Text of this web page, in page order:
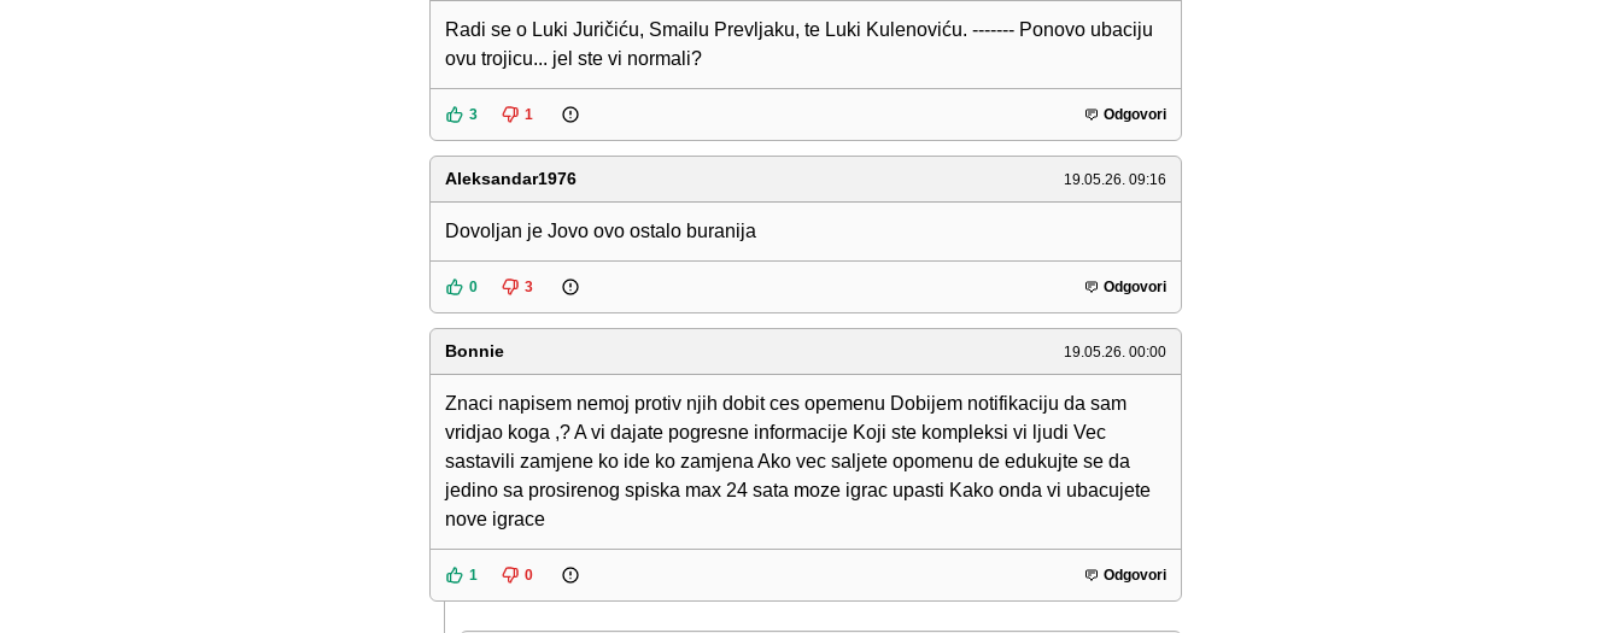
Radi se o Luki Juričiću, Smailu Prevljaku, te Luki Kulenoviću. ------- Ponovo ubaciju
ovu trojicu... jel ste vi normali?
3 1 Odgovori
Aleksandar1976 19.05.26. 09:16
Dovoljan je Jovo ovo ostalo buranija
0 3 Odgovori
Bonnie 19.05.26. 00:00
Znaci napisem nemoj protiv njih dobit ces opemenu Dobijem notifikaciju da sam
vridjao koga ,? A vi dajate pogresne informacije Koji ste kompleksi vi ljudi Vec
sastavili zamjene ko ide ko zamjena Ako vec saljete opomenu de edukujte se da
jedino sa prosirenog spiska max 24 sata moze igrac upasti Kako onda vi ubacujete
nove igrace
1 0 Odgovori